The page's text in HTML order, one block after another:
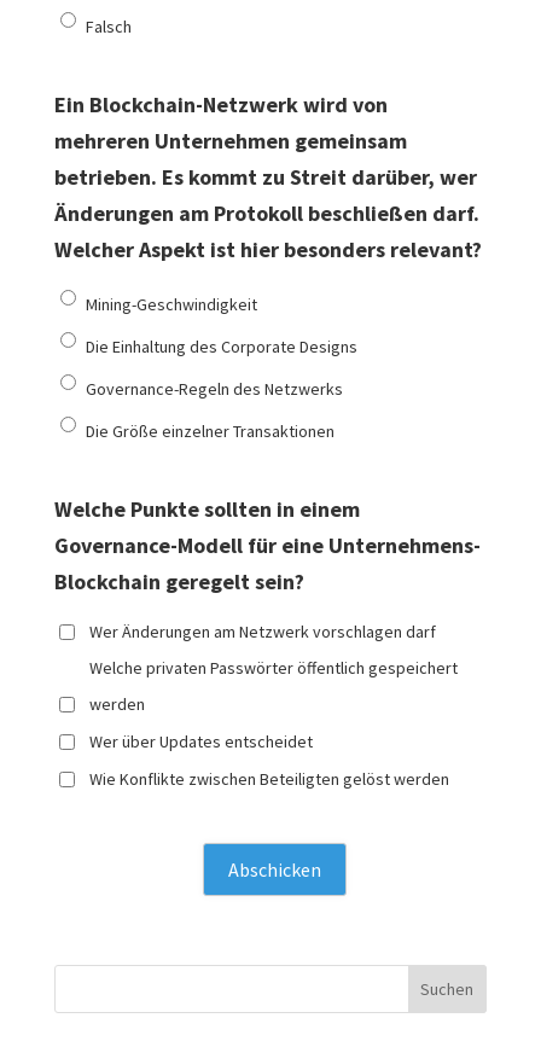
Falsch
Ein Blockchain-Netzwerk wird von
mehreren Unternehmen gemeinsam
betrieben. Es kommt zu Streit darüber, wer
Änderungen am Protokoll beschließen darf.
Welcher Aspekt ist hier besonders relevant?
Mining-Geschwindigkeit
Die Einhaltung des Corporate Designs
Governance-Regeln des Netzwerks
Die Größe einzelner Transaktionen
Welche Punkte sollten in einem
Governance-Modell für eine Unternehmens-
Blockchain geregelt sein?
Wer Änderungen am Netzwerk vorschlagen darf
Welche privaten Passwörter öffentlich gespeichert
werden
Wer über Updates entscheidet
Wie Konflikte zwischen Beteiligten gelöst werden
Suchen